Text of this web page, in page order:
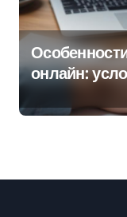
онлайн:
ставки и